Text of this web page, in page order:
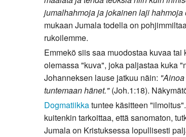
Pyhät ihmiset
Kirkkoon liittyminen
jumalhahmoja ja jokainen laji
mukaan Jumala todella on
rukoilemme.
Emmekö siis saa muodostaa kuvaa
olemassa "kuva", joka paljastaa kuka
Johanneksen lause jatkuu näin:
tuntemaan hänet."(Joh.1:18).
Dogmatiikkatuntee käsitteen
kuitenkin tarkoittaa, että sanomaton,
Jumala on Kristuksessa lopullisesti